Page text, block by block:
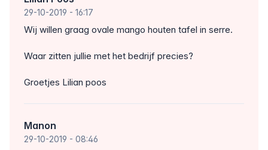
29-10-2019 - 16:17
Wij willen graag ovale mango houten tafel in serre.
Waar zitten jullie met het bedrijf precies?
Groetjes Lilian poos
Manon
29-10-2019 - 08:46